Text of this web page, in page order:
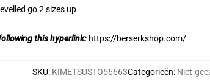
go 2 sizes up
this hyperlink: https://berserkshop.com/
SKU: KIMETSUSTO56663Categorieën: Niet-